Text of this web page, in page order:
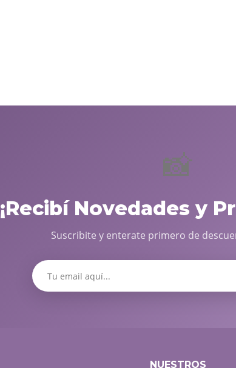
📸
¡Recibí Novedades y
Suscribite y enterate primero de
NUESTROS